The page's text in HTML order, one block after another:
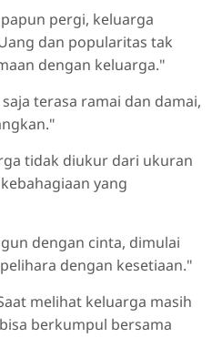
pergi, keluarga
dan popularitas tak
dengan keluarga."
terasa ramai dan damai,
tidak diukur dari ukuran
yang
dengan cinta, dimulai
dengan kesetiaan."
melihat keluarga masih
berkumpul bersama